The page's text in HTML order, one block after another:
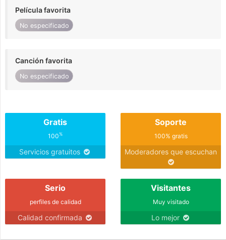
Película favorita
No especificado
Canción favorita
No especificado
Gratis
100%
Servicios gratuitos
Soporte
100% gratis
Moderadores que escuchan
Serio
perfiles de calidad
Calidad confirmada
Visitantes
Muy visitado
Lo mejor